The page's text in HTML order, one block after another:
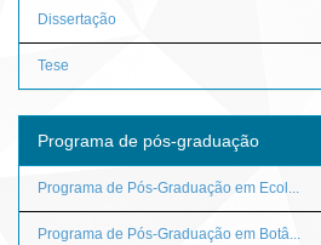
Dissertação
Tese
Programa de pós-graduação
Programa de Pós-Graduação em Ecol...
Programa de Pós-Graduação em Botâ...